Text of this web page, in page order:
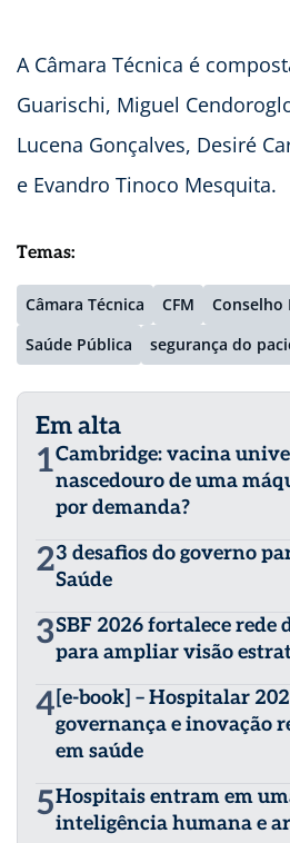
A Câmara Técnica é
Guarischi, Miguel
Lucena Gonçalves, Desiré
e Evandro Tinoco Mesquita.
Temas:
Câmara Técnica CFM
Conselho
Saúde Pública
segurança do
Em alta
1Cambridge: vacina
nascedouro de uma
por demanda?
23 desafios do governo
Saúde
3SBF 2026 fortalece rede
para ampliar visão
4[e-book] – Hospitalar
governança e inovação
em saúde
5Hospitais entram em
inteligência humana e